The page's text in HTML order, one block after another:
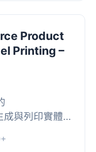
Product
Printing –
與列印實體
項包括有可掃
價格和產品標